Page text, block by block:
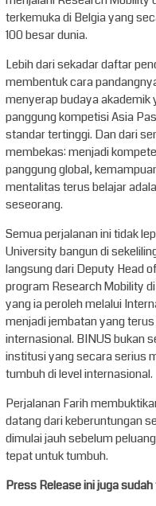
terkemuka di Belgia yang
100 besar dunia.
Lebih dari sekadar daftar
membentuk cara
menyerap budaya akademik
panggung kompetisi Asia
standar tertinggi. Dan dari
membekas: menjadi
panggung global,
mentalitas terus belajar
seseorang.
Semua perjalanan ini tidak
University bangun di
langsung dari Deputy Head
program Research Mobility
yang ia peroleh melalui
menjadi jembatan yang
internasional. BINUS bukan
institusi yang secara serius
tumbuh di level internasional.
Perjalanan Farih
datang dari keberuntungan
dimulai jauh sebelum
tepat untuk tumbuh.
Press Release ini juga